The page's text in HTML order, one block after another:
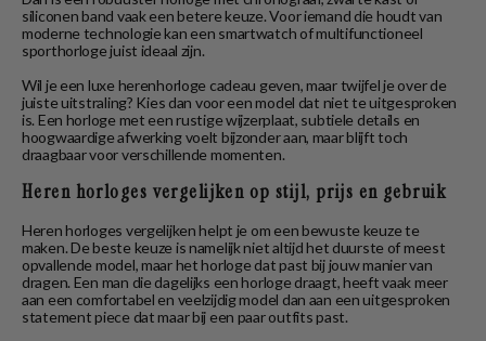
siliconen band vaak een betere keuze. Voor iemand die houdt van
moderne technologie kan een smartwatch of multifunctioneel
sporthorloge juist ideaal zijn.
Wil je een luxe herenhorloge cadeau geven, maar twijfel je over de
juiste uitstraling? Kies dan voor een model dat niet te uitgesproken
is. Een horloge met een rustige wijzerplaat, subtiele details en
hoogwaardige afwerking voelt bijzonder aan, maar blijft toch
draagbaar voor verschillende momenten.
Heren horloges vergelijken op stijl, prijs en gebruik
Heren horloges vergelijken helpt je om een bewuste keuze te
maken. De beste keuze is namelijk niet altijd het duurste of meest
opvallende model, maar het horloge dat past bij jouw manier van
dragen. Een man die dagelijks een horloge draagt, heeft vaak meer
aan een comfortabel en veelzijdig model dan aan een uitgesproken
statement piece dat maar bij een paar outfits past.